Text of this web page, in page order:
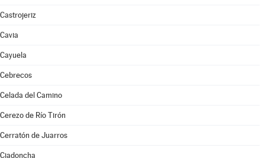
Castrojeriz
Cavia
Cayuela
Cebrecos
Celada del Camino
Cerezo de Río Tirón
Cerratón de Juarros
Ciadoncha